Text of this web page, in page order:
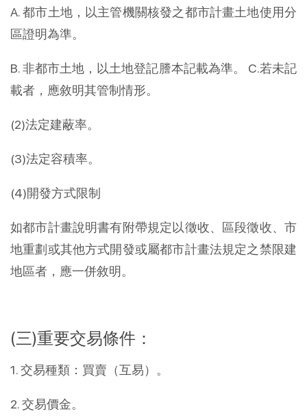
A. 都市土地，以主管機關核發之都市計畫土地使用分
區證明為準。
B. 非都市土地，以土地登記謄本記載為準。 C.若未記
載者，應敘明其管制情形。
(2)法定建蔽率。
(3)法定容積率。
(4)開發方式限制
如都市計畫說明書有附帶規定以徵收、區段徵收、市
地重劃或其他方式開發或屬都市計畫法規定之禁限建
地區者，應一併敘明。
(三)重要交易條件：
1. 交易種類：買賣（互易）。
2. 交易價金。